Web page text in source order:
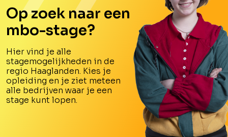
Op zoek naar een
mbo-stage?
Hier vind je alle
stagemogelijkheden in de
regio Haaglanden. Kies je
opleiding en je ziet meteen
alle bedrijven waar je een
stage kunt lopen.